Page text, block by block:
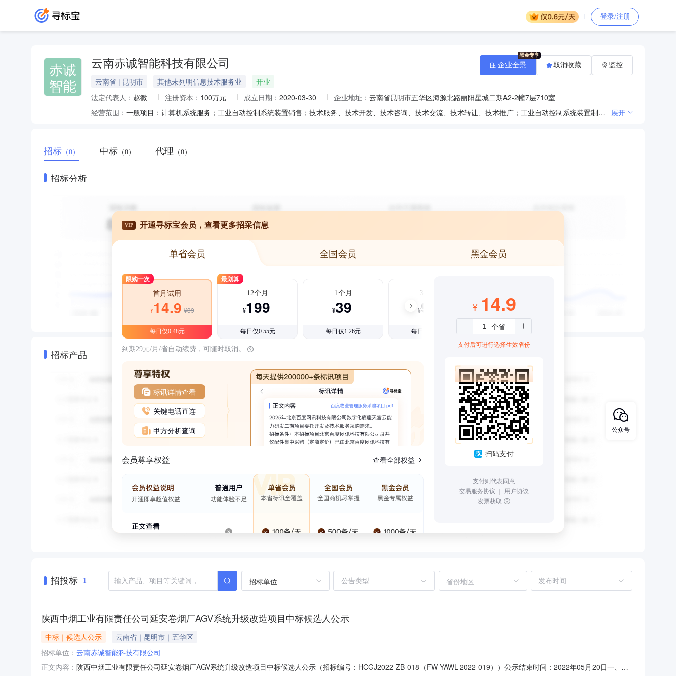
登录/注册
赤诚
智能
云南赤诚智能科技有限公司
云南省 | 昆明市 其他未列明信息技术服务业
开业
法定代表人： 赵微 注册资本： 100万元 成立日期： 2020-03-30 企业地址： 云南省昆明市五华区海源北路丽阳星城二期A2-2幢7层710室
经营范围：
一般项目：计算机系统服务；工业自动控制系统装置销售；技术服务、技术开发、技术咨询、技术交流、技术转让、技术推广；工业自动控制系统装置制造；信息系统运行维护服务；仪器仪表销售；电子产品销售；橡胶制品销售；五金产品零售；机械零件、零部件销售；普通机械设备安装服务；智能控制系统集成；工业工程设计服务；信息系统集成服务；总质量4.5吨及以下普通货运车辆道路货物运输（除网络货运和危险货物）；传统香料制品经营；专用化学产品销售（不含危险化学品）；生物化工产品技术研发；化工产品销售（不含许可类化工产品）（除依法须经批准的项目外，凭营业执照依法自主开展经营活动）。 展开
企业全景 取消收藏 监控
招标 （0） 中标 （0） 代理 （0）
招标分析
招标产品
VIP 开通寻标宝会员，查看更多招采信息
单省会员 全国会员 黑金会员
限购一次
首月试用
¥14.9 ¥39
每日仅0.48元
最划算
12个月
¥199
每日仅0.55元
1个月
¥39
每日仅1.26元
3个月
¥99
每日仅1.08元
到期29元/月/省自动续费，可随时取消。
标讯详情查看
关键电话直连
甲方分析查询
会员尊享权益 查看全部权益
¥ 14.9
支付后可进行选择生效省份
扫码支付
支付则代表同意
交易服务协议 ｜ 用户协议
发票获取
招投标 1 招标单位 省份地区
陕西中烟工业有限责任公司延安卷烟厂AGV系统升级改造项目中标候选人公示
中标｜候选人公示
云南省｜昆明市｜五华区
招标单位： 云南赤诚智能科技有限公司
正文内容： 陕西中烟工业有限责任公司延安卷烟厂AGV系统升级改造项目中标候选人公示（招标编号：HCGJ2022-ZB-018（FW-YAWL-2022-019））公示结束时间：2022年05月20日一、评
公众号